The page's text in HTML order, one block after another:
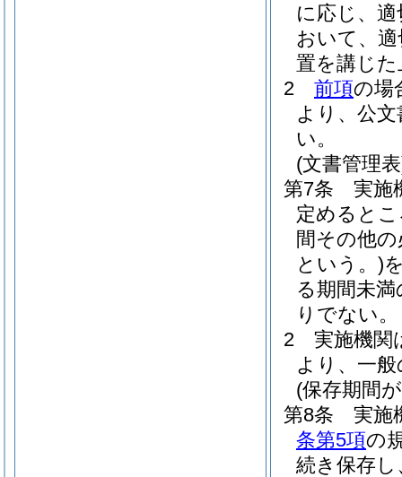
に応じ、
おいて、
置を講じ
2
前項の場
より、公
い。
(文書管理
第7条
実施
定めると
間その他
という。)
る期間未
りでない。
2
実施機関
より、一
(保存期間
第8条
実施
条第5項の
続き保存